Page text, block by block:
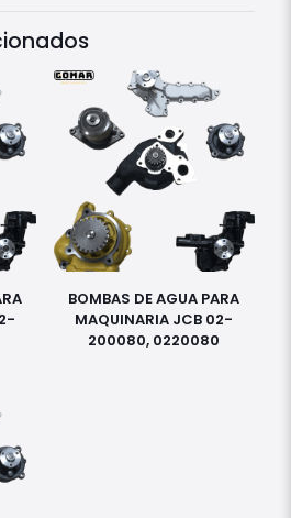
BOMBAS DE AGUA PARA
MAQUINARIA JCB 02-
200080, 0220080